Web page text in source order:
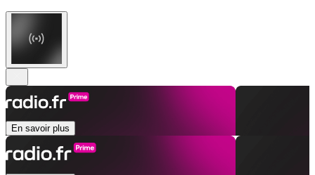
En savoir plus